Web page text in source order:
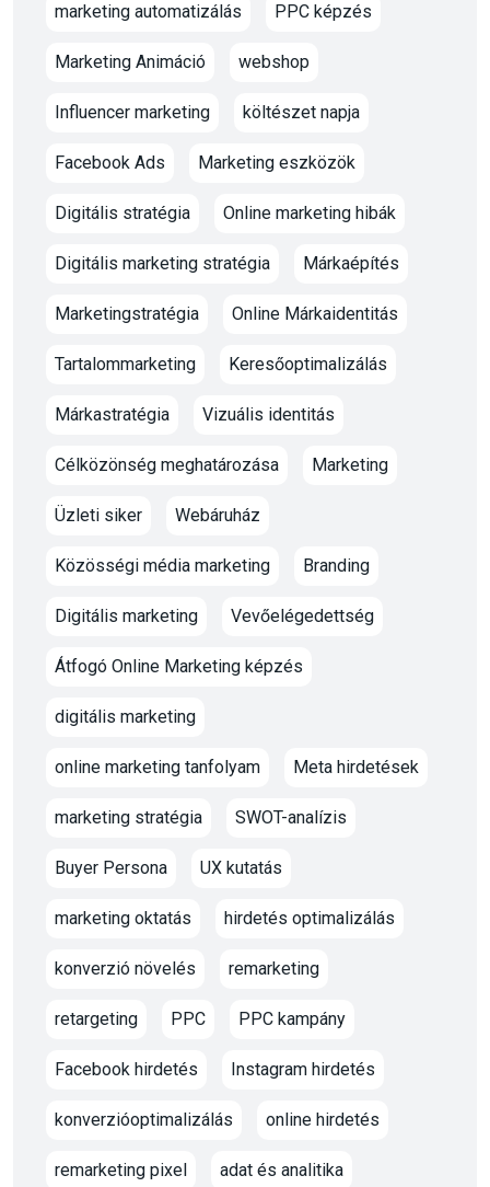
marketing automatizálás PPC képzés
Marketing Animáció webshop
Influencer marketing költészet napja
Facebook Ads Marketing eszközök
Digitális stratégia Online marketing hibák
Digitális marketing stratégia Márkaépítés
Marketingstratégia Online Márkaidentitás
Tartalommarketing Keresőoptimalizálás
Márkastratégia Vizuális identitás
Célközönség meghatározása Marketing
Üzleti siker Webáruház
Közösségi média marketing Branding
Digitális marketing Vevőelégedettség
Átfogó Online Marketing képzés
digitális marketing
online marketing tanfolyam Meta hirdetések
marketing stratégia SWOT-analízis
Buyer Persona UX kutatás
marketing oktatás hirdetés optimalizálás
konverzió növelés remarketing
retargeting PPC PPC kampány
Facebook hirdetés Instagram hirdetés
konverzióoptimalizálás online hirdetés
remarketing pixel adat és analitika